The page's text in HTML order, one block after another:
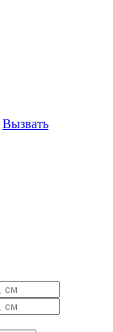
Вызвать